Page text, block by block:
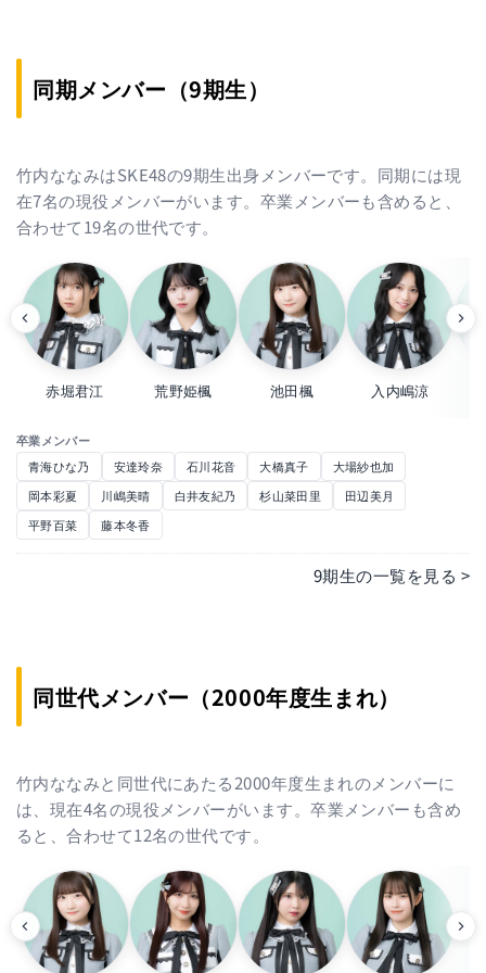
同期メンバー（9期生）
竹内ななみはSKE48の9期生出身メンバーです。同期には現
在7名の現役メンバーがいます。卒業メンバーも含めると、
合わせて19名の世代です。
赤堀君江 荒野姫楓 池田楓 入内嶋涼
卒業メンバー
青海ひな乃
安達玲奈 石川花音 大橋真子
大場紗也加
岡本彩夏
川嶋美晴 白井友紀乃 杉山菜田里
田辺美月
平野百菜
藤本冬香
9期生の一覧を見る >
同世代メンバー（2000年度生まれ）
竹内ななみと同世代にあたる2000年度生まれのメンバーに
は、現在4名の現役メンバーがいます。卒業メンバーも含め
ると、合わせて12名の世代です。